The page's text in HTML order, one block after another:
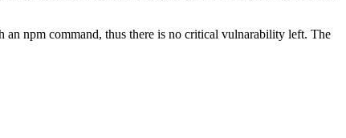
an npm command, thus there is no critical vulnarability left. The